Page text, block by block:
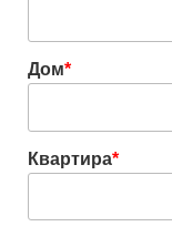
Дом*
Квартира*